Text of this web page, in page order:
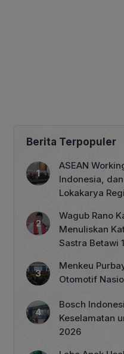
Berita Terpopuler
ASEAN
Indonesia,
Lokakarya
Wagub Rano
Menuliskan
Sastra Betawi
Menkeu
Otomotif
Bosch
Keselamatan
2026